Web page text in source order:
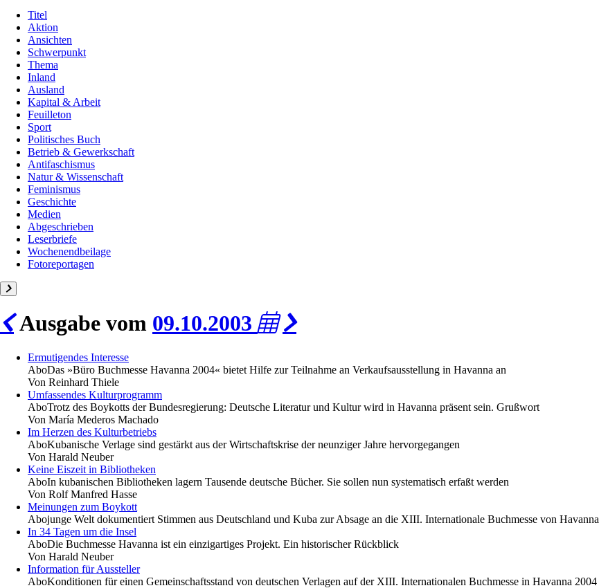
Titel
Aktion
Ansichten
Schwerpunkt
Thema
Inland
Ausland
Kapital & Arbeit
Feuilleton
Sport
Politisches Buch
Betrieb & Gewerkschaft
Antifaschismus
Natur & Wissenschaft
Feminismus
Geschichte
Medien
Abgeschrieben
Leserbriefe
Wochenendbeilage
Fotoreportagen
Ausgabe vom 09.10.2003
Ermutigendes Interesse
AboDas »Büro Buchmesse Havanna 2004« bietet Hilfe zur Teilnahme an Verkaufsausstellung in Havanna an
Von Reinhard Thiele
Umfassendes Kulturprogramm
AboTrotz des Boykotts der Bundesregierung: Deutsche Literatur und Kultur wird in Havanna präsent sein. Grußwort
Von María Mederos Machado
Im Herzen des Kulturbetriebs
AboKubanische Verlage sind gestärkt aus der Wirtschaftskrise der neunziger Jahre hervorgegangen
Von Harald Neuber
Keine Eiszeit in Bibliotheken
AboIn kubanischen Bibliotheken lagern Tausende deutsche Bücher. Sie sollen nun systematisch erfaßt werden
Von Rolf Manfred Hasse
Meinungen zum Boykott
Abojunge Welt dokumentiert Stimmen aus Deutschland und Kuba zur Absage an die XIII. Internationale Buchmesse von Havanna
In 34 Tagen um die Insel
AboDie Buchmesse Havanna ist ein einzigartiges Projekt. Ein historischer Rückblick
Von Harald Neuber
Information für Aussteller
AboKonditionen für einen Gemeinschaftsstand von deutschen Verlagen auf der XIII. Internationalen Buchmesse in Havanna 2004